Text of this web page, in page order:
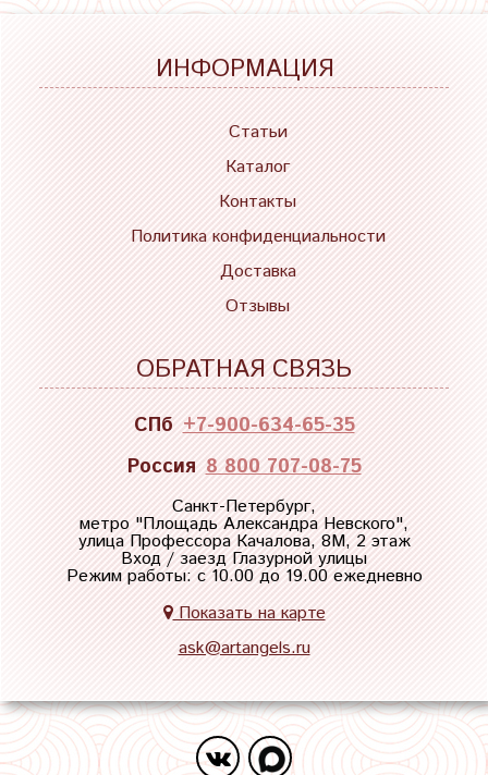
ИНФОРМАЦИЯ
Статьи
Каталог
Контакты
Политика конфиденциальности
Доставка
Отзывы
ОБРАТНАЯ СВЯЗЬ
СПб +7-900-634-65-35
Россия 8 800 707-08-75
Санкт-Петербург,
метро "Площадь Александра Невского",
улица Профессора Качалова, 8М, 2 этаж
Вход / заезд Глазурной улицы
Режим работы: с 10.00 до 19.00 ежедневно
Показать на карте
ask@artangels.ru